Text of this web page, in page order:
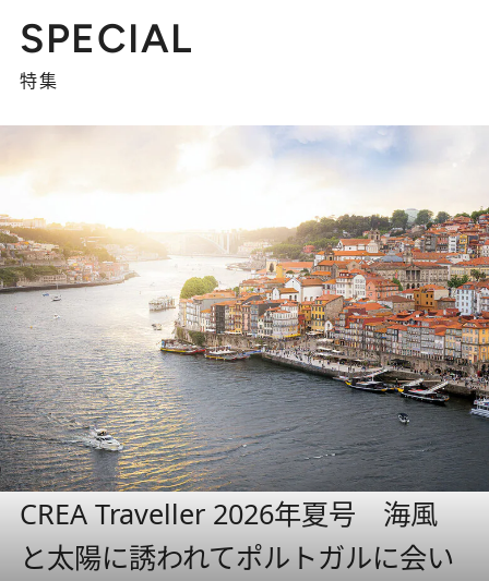
SPECIAL
特集
CREA Traveller 2026年夏号 海風
と太陽に誘われてポルトガルに会い